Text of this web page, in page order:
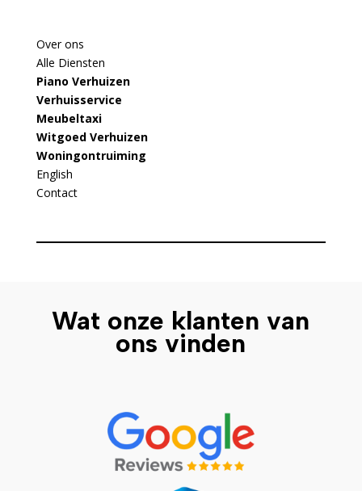
Over ons
Alle Diensten
Piano Verhuizen
Verhuisservice
Meubeltaxi
Witgoed Verhuizen
Woningontruiming
English
Contact
Wat onze klanten van
ons vinden